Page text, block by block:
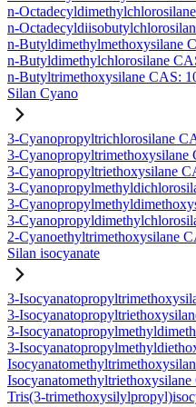
n-
n-
n-Butyldimethylmethoxysilane
n-Butyldimethylchlorosilane
n-Butyltrimethoxysilane CAS:
Silan Cyano
3-Cyanopropyltrichlorosilane
3-Cyanopropyltrimethoxysilane
3-Cyanopropyltriethoxysilane
3-
3-
3-
2-Cyanoethyltrimethoxysilane
Silan isocyanate
3-
3-
3-
3-
Tris(3-